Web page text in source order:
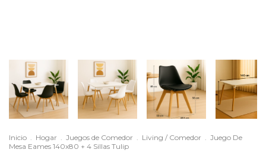
Inicio . Hogar . Juegos de Comedor . Living / Comedor . Juego De
Mesa Eames 140x80 + 4 Sillas Tulip